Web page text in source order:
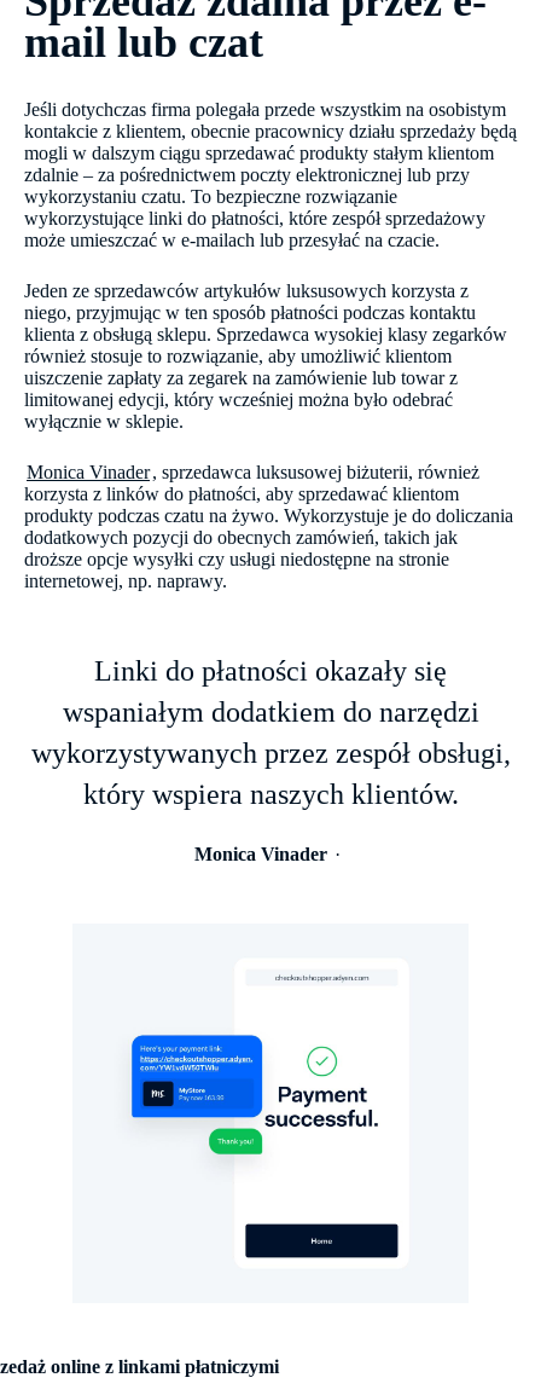
mail lub czat
Jeśli dotychczas firma polegała przede wszystkim na osobistym
kontakcie z klientem, obecnie pracownicy działu sprzedaży będą
mogli w dalszym ciągu sprzedawać produkty stałym klientom
zdalnie – za pośrednictwem poczty elektronicznej lub przy
wykorzystaniu czatu. To bezpieczne rozwiązanie
wykorzystujące linki do płatności, które zespół sprzedażowy
może umieszczać w e-mailach lub przesyłać na czacie.
Jeden ze sprzedawców artykułów luksusowych korzysta z
niego, przyjmując w ten sposób płatności podczas kontaktu
klienta z obsługą sklepu. Sprzedawca wysokiej klasy zegarków
również stosuje to rozwiązanie, aby umożliwić klientom
uiszczenie zapłaty za zegarek na zamówienie lub towar z
limitowanej edycji, który wcześniej można było odebrać
wyłącznie w sklepie.
Monica Vinader, sprzedawca luksusowej biżuterii, również
korzysta z linków do płatności, aby sprzedawać klientom
produkty podczas czatu na żywo. Wykorzystuje je do doliczania
dodatkowych pozycji do obecnych zamówień, takich jak
droższe opcje wysyłki czy usługi niedostępne na stronie
internetowej, np. naprawy.
Linki do płatności okazały się
wspaniałym dodatkiem do narzędzi
wykorzystywanych przez zespół obsługi,
który wspiera naszych klientów.
Monica Vinader
online z linkami płatniczymi